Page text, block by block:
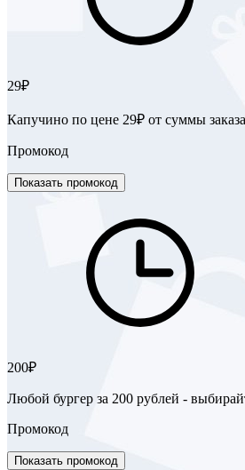
29₽
Капучино по цене 29₽ от суммы
Промокод
Показать промокод
200₽
Любой бургер за 200 рублей -
Промокод
Показать промокод